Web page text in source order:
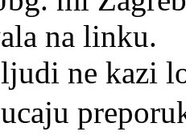
na linku.
ne kazi